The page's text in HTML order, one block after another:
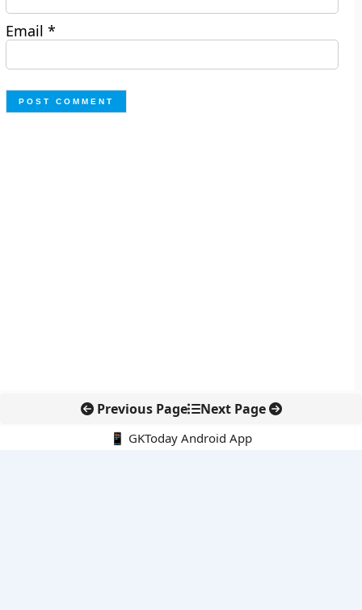
Email*
Previous Page Next Page
📱 GKToday Android App